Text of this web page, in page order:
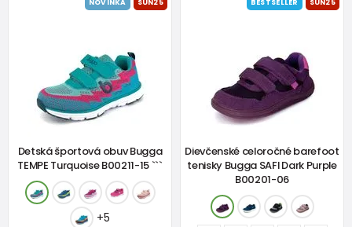
NOVINKA SUN25
Detská športová obuv Bugga
TEMPE Turquoise B00211-15 ```
+5
BESTSELLER SUN25
Dievčenské celoročné barefoot
tenisky Bugga SAFI Dark Purple
B00201-06